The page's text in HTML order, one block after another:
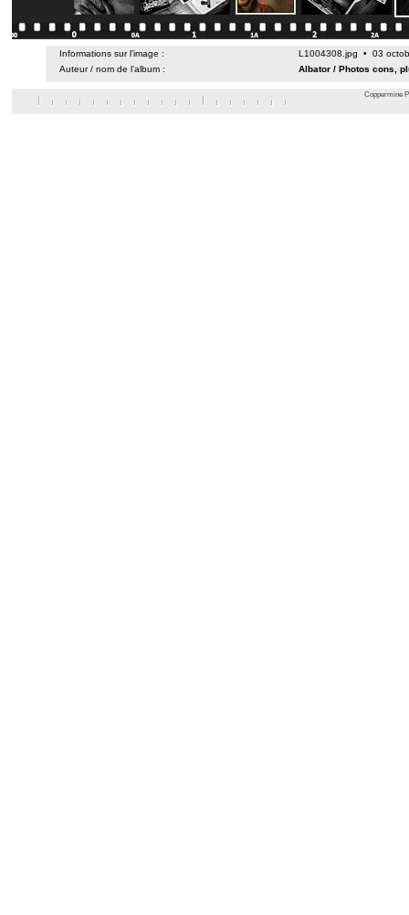
Informations sur l’image :
L1004308.jpg • 03
Auteur / nom de l’album :
Albator / Photos cons,
Coppermine